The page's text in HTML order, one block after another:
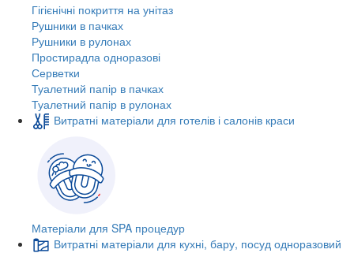
Гігієнічні покриття на унітаз
Рушники в пачках
Рушники в рулонах
Простирадла одноразові
Серветки
Туалетний папір в пачках
Туалетний папір в рулонах
Витратні матеріали для готелів і салонів краси
Матеріали для SPA процедур
Витратні матеріали для кухні, бару, посуд одноразовий